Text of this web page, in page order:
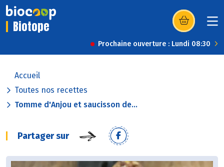
Biotope (s’ouvre dans
Prochaine ouverture : Lundi 08:30
Accueil
Toutes nos recettes
Tomme d'Anjou et saucisson de...
Partager sur